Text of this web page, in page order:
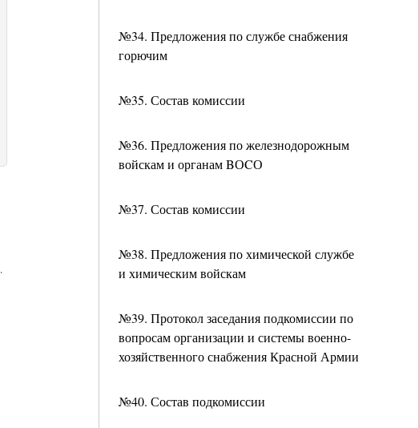
№34. Предложения по службе снабжения
горючим
№35. Состав комиссии
№36. Предложения по железнодорожным
войскам и органам BОCО
№37. Состав комиссии
№38. Предложения по химической службе
и химическим войскам
№39. Протокол заседания подкомиссии по
вопросам организации и системы военно-
хозяйственного снабжения Красной Армии
№40. Состав подкомиссии